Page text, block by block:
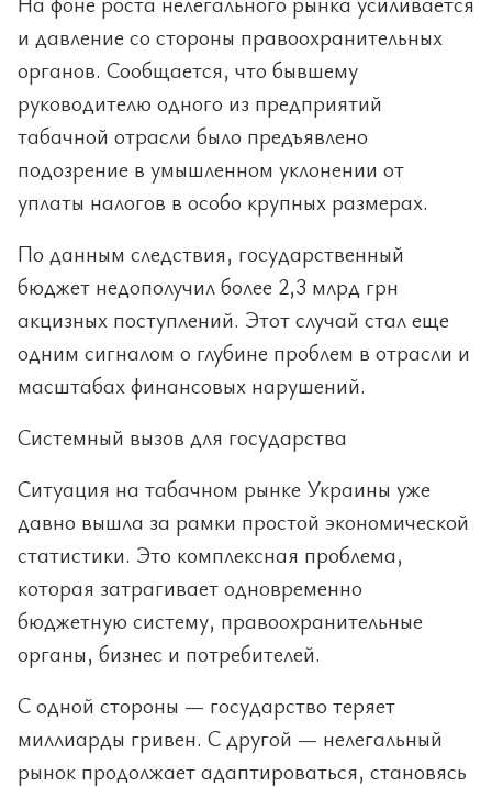
и давление со стороны правоохранительных
органов. Сообщается, что бывшему
руководителю одного из предприятий
табачной отрасли было предъявлено
подозрение в умышленном уклонении от
уплаты налогов в особо крупных размерах.
По данным следствия, государственный
бюджет недополучил более 2,3 млрд грн
акцизных поступлений. Этот случай стал еще
одним сигналом о глубине проблем в отрасли и
масштабах финансовых нарушений.
Системный вызов для государства
Ситуация на табачном рынке Украины уже
давно вышла за рамки простой экономической
статистики. Это комплексная проблема,
которая затрагивает одновременно
бюджетную систему, правоохранительные
органы, бизнес и потребителей.
С одной стороны — государство теряет
миллиарды гривен. С другой — нелегальный
рынок продолжает адаптироваться, становясь